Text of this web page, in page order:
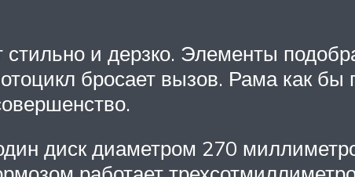
и дерзко. Элементы
бросает вызов. Рама как бы
диск диаметром 270